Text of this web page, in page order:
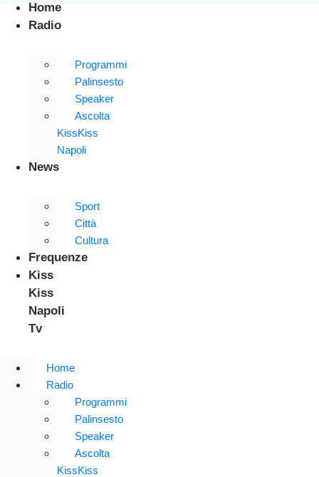
Home
Radio
Programmi
Palinsesto
Speaker
Ascolta
KissKiss
Napoli
News
Sport
Città
Cultura
Frequenze
Kiss
Kiss
Napoli
Tv
Home
Radio
Programmi
Palinsesto
Speaker
Ascolta
KissKiss